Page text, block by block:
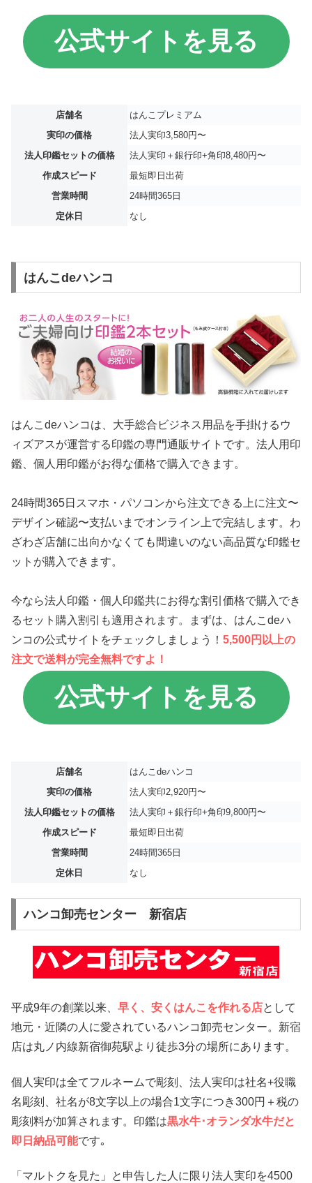
公式サイトを見る
店舗名
はんこプレミアム
実印の価格
法人実印3,580円〜
法人印鑑セットの価格
法人実印＋銀行印+角印8,480円〜
作成スピード
最短即日出荷
営業時間
24時間365日
定休日
なし
はんこdeハンコ
はんこdeハンコは、大手総合ビジネス用品を手掛けるウ
ィズアスが運営する印鑑の専門通販サイトです。法人用印
鑑、個人用印鑑がお得な価格で購入できます。
24時間365日スマホ・パソコンから注文できる上に注文〜
デザイン確認〜支払いまでオンライン上で完結します。わ
ざわざ店舗に出向かなくても間違いのない高品質な印鑑セ
ットが購入できます。
今なら法人印鑑・個人印鑑共にお得な割引価格で購入でき
るセット購入割引も適用されます。まずは、はんこdeハ
ンコの公式サイトをチェックしましょう！ 5,500円以上の
注文で送料が完全無料ですよ！
公式サイトを見る
店舗名
はんこdeハンコ
実印の価格
法人実印2,920円〜
法人印鑑セットの価格
法人実印＋銀行印+角印9,800円〜
作成スピード
最短即日出荷
営業時間
24時間365日
定休日
なし
ハンコ卸売センター 新宿店
平成9年の創業以来、 早く、安くはんこを作れる店として
地元・近隣の人に愛されているハンコ卸売センター。新宿
店は丸ノ内線新宿御苑駅より徒歩3分の場所にあります。
個人実印は全てフルネームで彫刻、法人実印は社名+役職
名彫刻、社名が8文字以上の場合1文字につき300円＋税の
彫刻料が加算されます。印鑑は黒水牛･オランダ水牛だと
即日納品可能です｡
「マルトクを見た」と申告した人に限り法人実印を4500